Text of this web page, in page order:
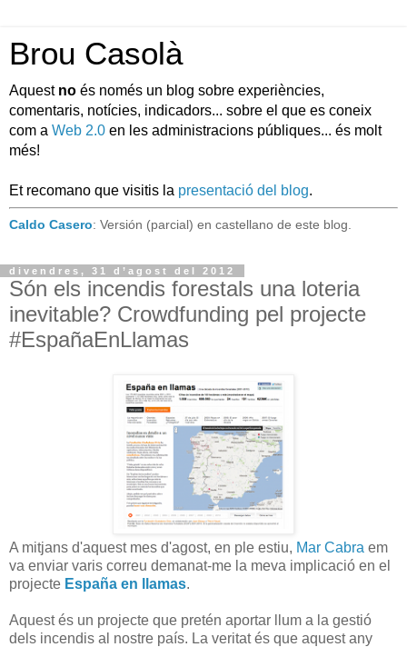
Brou Casolà
Aquest no és només un blog sobre experiències,
comentaris, notícies, indicadors... sobre el que es coneix
com a Web 2.0 en les administracions públiques... és molt
més!
Et recomano que visitis la presentació del blog.
Caldo Casero: Versión (parcial) en castellano de este blog.
divendres, 31 d’agost del 2012
Són els incendis forestals una loteria
inevitable? Crowdfunding pel projecte
#EspañaEnLlamas
A mitjans d'aquest mes d'agost, en ple estiu, Mar Cabra em
va enviar varis correu demanat-me la meva implicació en el
projecte España en llamas.
Aquest és un projecte que pretén aportar llum a la gestió
dels incendis al nostre país. La veritat és que aquest any